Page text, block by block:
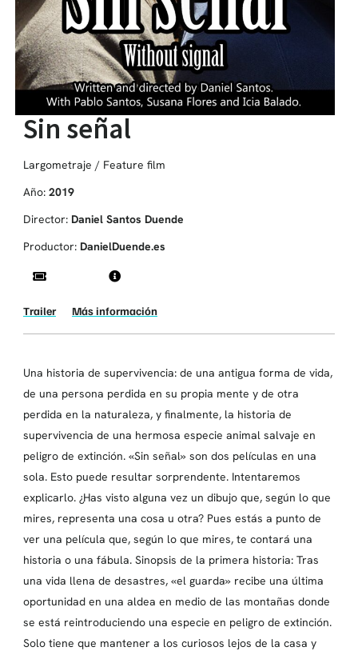
Sin señal
Largometraje / Feature film
Año: 2019
Director: Daniel Santos Duende
Productor: DanielDuende.es
Trailer Más información
Una historia de supervivencia: de una antigua forma de vida,
de una persona perdida en su propia mente y de otra
perdida en la naturaleza, y finalmente, la historia de
supervivencia de una hermosa especie animal salvaje en
peligro de extinción. «Sin señal» son dos películas en una
sola. Esto puede resultar sorprendente. Intentaremos
explicarlo. ¿Has visto alguna vez un dibujo que, según lo que
mires, representa una cosa u otra? Pues estás a punto de
ver una película que, según lo que mires, te contará una
historia o una fábula. Sinopsis de la primera historia: Tras
una vida llena de desastres, «el guarda» recibe una última
oportunidad en una aldea en medio de las montañas donde
se está reintroduciendo una especie en peligro de extinción.
Solo tiene que mantener a los curiosos lejos de la casa y